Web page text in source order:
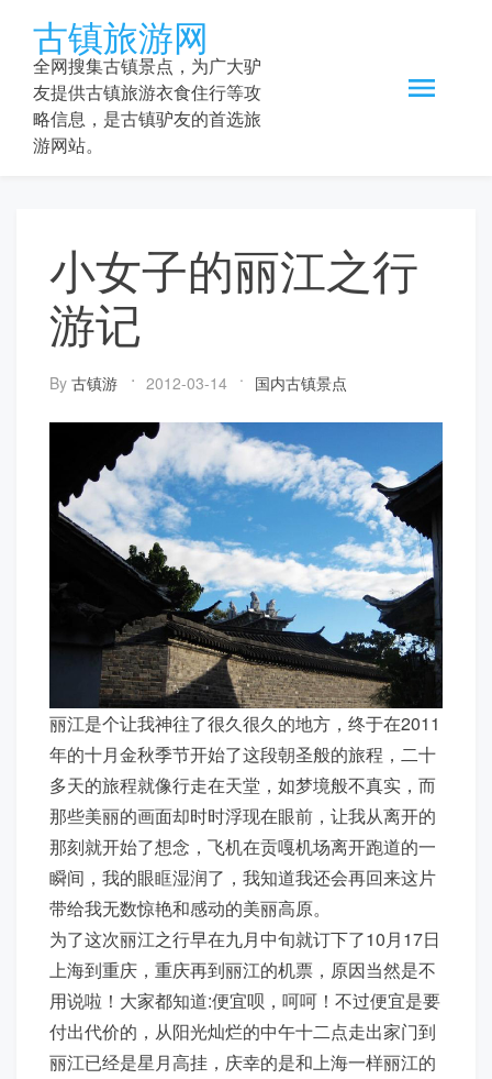
content
古镇旅游网
全网搜集古镇景点，为广大驴
友提供古镇旅游衣食住行等攻
略信息，是古镇驴友的首选旅
游网站。
小女子的丽江之行
游记
By 古镇游 2012-03-14 国内古镇景点
丽江是个让我神往了很久很久的地方，终于在2011
年的十月金秋季节开始了这段朝圣般的旅程，二十
多天的旅程就像行走在天堂，如梦境般不真实，而
那些美丽的画面却时时浮现在眼前，让我从离开的
那刻就开始了想念，飞机在贡嘎机场离开跑道的一
瞬间，我的眼眶湿润了，我知道我还会再回来这片
带给我无数惊艳和感动的美丽高原。
为了这次丽江之行早在九月中旬就订下了10月17日
上海到重庆，重庆再到丽江的机票，原因当然是不
用说啦！大家都知道:便宜呗，呵呵！不过便宜是要
付出代价的，从阳光灿烂的中午十二点走出家门到
丽江已经是星月高挂，庆幸的是和上海一样丽江的